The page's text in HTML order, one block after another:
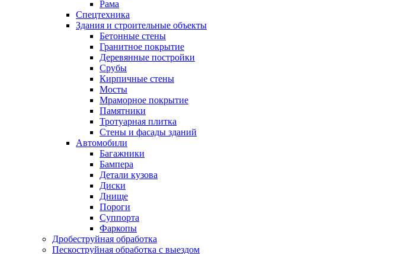
Рама
Спецтехника
Здания и строительные объекты
Бетонные стены
Гранитное покрытие
Деревянные постройки
Срубы
Кирпичные стены
Мосты
Мраморное покрытие
Памятники
Тротуарная плитка
Стены и фасады зданий
Автомобили
Багажники
Бампера
Детали кузова
Диски
Днище
Пороги
Суппорта
Фаркопы
Дробеструйная обработка
Пескоструйная обработка с выездом